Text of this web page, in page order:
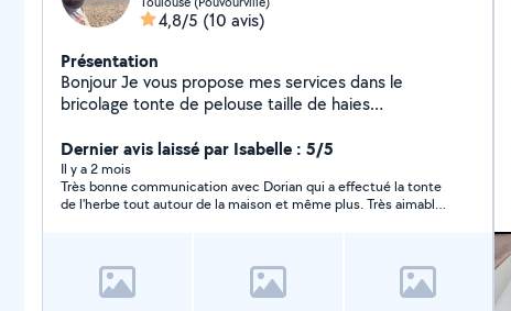
4,8/5 (10 avis)
Présentation
Bonjour Je vous propose mes services dans le
bricolage tonte de pelouse taille de haies
débouchage canalisation Soudure Très polyvalent
N'hésitez pas à me contacter Bonne journée Dorian
Dernier avis laissé par Isabelle : 5/5
Il y a 2 mois
Très bonne communication avec Dorian qui a effectué la tonte
de l'herbe tout autour de la maison et même plus. Très aimable